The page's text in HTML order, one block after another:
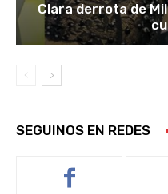
Clara derrota de
SEGUINOS EN REDES